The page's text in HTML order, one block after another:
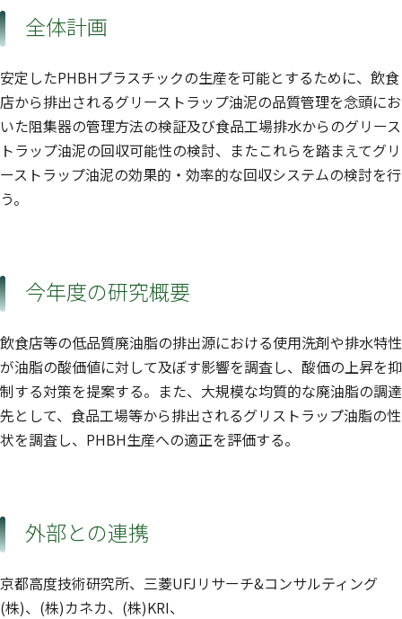
全体計画
安定したPHBHプラスチックの生産を可能とするために、飲食
店から排出されるグリーストラップ油泥の品質管理を念頭にお
いた阻集器の管理方法の検証及び食品工場排水からのグリース
トラップ油泥の回収可能性の検討、またこれらを踏まえてグリ
ーストラップ油泥の効果的・効率的な回収システムの検討を行
う。
今年度の研究概要
飲食店等の低品質廃油脂の排出源における使用洗剤や排水特性
が油脂の酸価値に対して及ぼす影響を調査し、酸価の上昇を抑
制する対策を提案する。また、大規模な均質的な廃油脂の調達
先として、食品工場等から排出されるグリストラップ油脂の性
状を調査し、PHBH生産への適正を評価する。
外部との連携
京都高度技術研究所、三菱UFJリサーチ&コンサルティング
(株)、(株)カネカ、(株)KRI、